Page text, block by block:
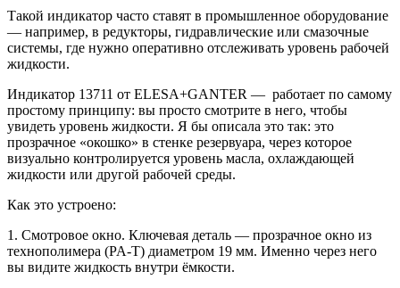
Такой индикатор часто ставят в промышленное оборудование
— например, в редукторы, гидравлические или смазочные
системы, где нужно оперативно отслеживать уровень рабочей
жидкости.
Индикатор 13711 от ELESA+GANTER — работает по самому
простому принципу: вы просто смотрите в него, чтобы
увидеть уровень жидкости. Я бы описала это так: это
прозрачное «окошко» в стенке резервуара, через которое
визуально контролируется уровень масла, охлаждающей
жидкости или другой рабочей среды.
Как это устроено:
1. Смотровое окно. Ключевая деталь — прозрачное окно из
технополимера (PA-T) диаметром 19 мм. Именно через него
вы видите жидкость внутри ёмкости.